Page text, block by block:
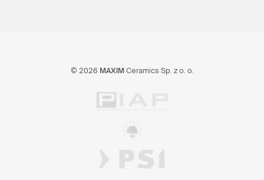
© 2026 MAXIMCeramics Sp. z o. o.